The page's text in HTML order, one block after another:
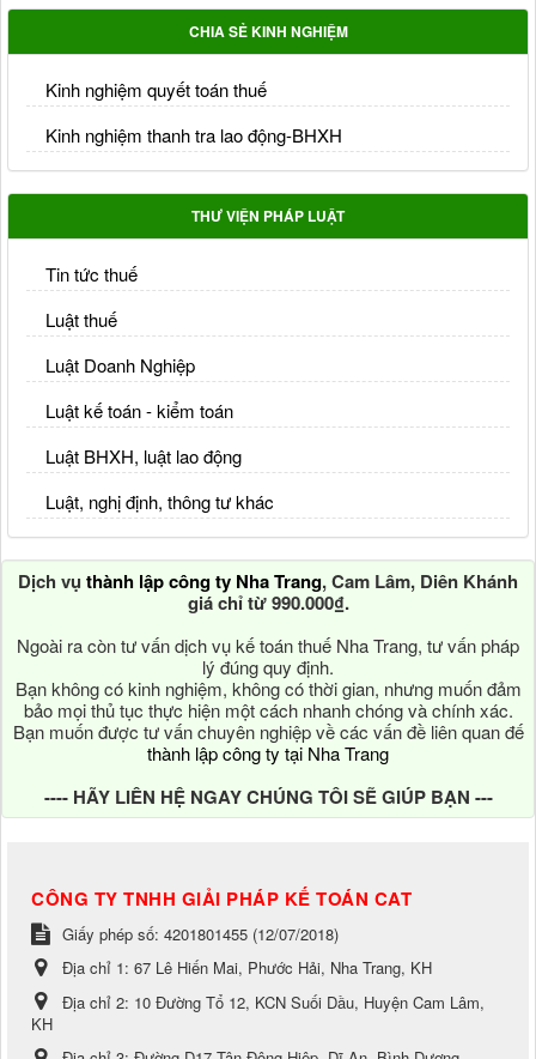
CHIA SẺ KINH NGHIỆM
Kinh nghiệm quyết toán thuế
Kinh nghiệm thanh tra lao động-BHXH
THƯ VIỆN PHÁP LUẬT
Tin tức thuế
Luật thuế
Luật Doanh Nghiệp
Luật kế toán - kiểm toán
Luật BHXH, luật lao động
Luật, nghị định, thông tư khác
Dịch vụ thành lập công ty Nha Trang, Cam Lâm, Diên Khánh
giá chỉ từ 990.000₫.
Ngoài ra còn tư vấn dịch vụ kế toán thuế Nha Trang, tư vấn pháp
lý đúng quy định.
Bạn không có kinh nghiệm, không có thời gian, nhưng muốn đảm
bảo mọi thủ tục thực hiện một cách nhanh chóng và chính xác.
Bạn muốn được tư vấn chuyên nghiệp về các vấn đề liên quan đế
thành lập công ty tại Nha Trang
---- HÃY LIÊN HỆ NGAY CHÚNG TÔI SẼ GIÚP BẠN ---
CÔNG TY TNHH GIẢI PHÁP KẾ TOÁN CAT
Giấy phép số: 4201801455 (12/07/2018)
Địa chỉ 1: 67 Lê Hiến Mai, Phước Hải, Nha Trang, KH
Địa chỉ 2: 10 Đường Tổ 12, KCN Suối Dầu, Huyện Cam Lâm,
KH